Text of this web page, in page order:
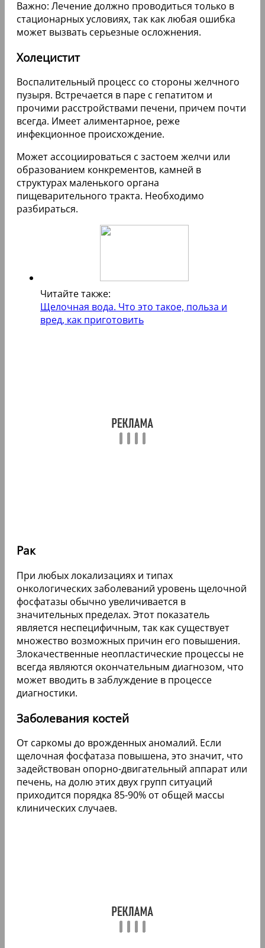
Важно: Лечение должно проводиться только в
стационарных условиях, так как любая ошибка
может вызвать серьезные осложнения.
Холецистит
Воспалительный процесс со стороны желчного
пузыря. Встречается в паре с гепатитом и
прочими расстройствами печени, причем почти
всегда. Имеет алиментарное, реже
инфекционное происхождение.
Может ассоциироваться с застоем желчи или
образованием конкрементов, камней в
структурах маленького органа
пищеварительного тракта. Необходимо
разбираться.
Читайте также:
Щелочная вода. Что это такое, польза и
вред, как приготовить
Рак
При любых локализациях и типах
онкологических заболеваний уровень щелочной
фосфатазы обычно увеличивается в
значительных пределах. Этот показатель
является неспецифичным, так как существует
множество возможных причин его повышения.
Злокачественные неопластические процессы не
всегда являются окончательным диагнозом, что
может вводить в заблуждение в процессе
диагностики.
Заболевания костей
От саркомы до врожденных аномалий. Если
щелочная фосфатаза повышена, это значит, что
задействован опорно-двигательный аппарат или
печень, на долю этих двух групп ситуаций
приходится порядка 85-90% от общей массы
клинических случаев.